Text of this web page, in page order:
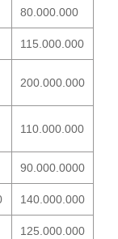
80.000.000
115.000.000
200.000.000
110.000.000
90.000.0000
140.000.000
125.000.000